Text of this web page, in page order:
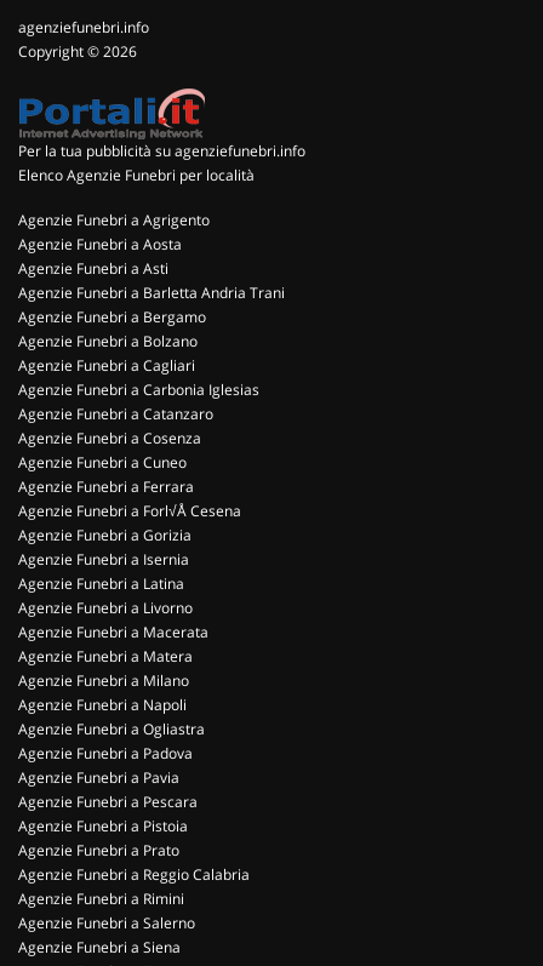
agenziefunebri.info
Copyright © 2026
Per la tua pubblicità su agenziefunebri.info
Elenco Agenzie Funebri per località
Agenzie Funebri a Agrigento
Agenzie Funebri a Aosta
Agenzie Funebri a Asti
Agenzie Funebri a Barletta Andria Trani
Agenzie Funebri a Bergamo
Agenzie Funebri a Bolzano
Agenzie Funebri a Cagliari
Agenzie Funebri a Carbonia Iglesias
Agenzie Funebri a Catanzaro
Agenzie Funebri a Cosenza
Agenzie Funebri a Cuneo
Agenzie Funebri a Ferrara
Agenzie Funebri a Forl√Å Cesena
Agenzie Funebri a Gorizia
Agenzie Funebri a Isernia
Agenzie Funebri a Latina
Agenzie Funebri a Livorno
Agenzie Funebri a Macerata
Agenzie Funebri a Matera
Agenzie Funebri a Milano
Agenzie Funebri a Napoli
Agenzie Funebri a Ogliastra
Agenzie Funebri a Padova
Agenzie Funebri a Pavia
Agenzie Funebri a Pescara
Agenzie Funebri a Pistoia
Agenzie Funebri a Prato
Agenzie Funebri a Reggio Calabria
Agenzie Funebri a Rimini
Agenzie Funebri a Salerno
Agenzie Funebri a Siena